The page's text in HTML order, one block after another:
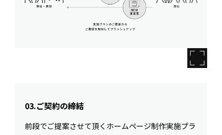
03.ご契約の締結
前段でご提案させて頂くホームページ制作実施プラ